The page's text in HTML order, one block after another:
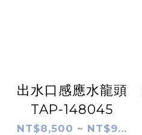
出水口感應水龍頭
TAP-148045
NT$8,500 ~ NT$9...